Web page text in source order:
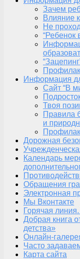
Зачем
Влияние
Не
“Ребенок
Информация
Сайт “В
Твоя
Правила
и
Дорожная
Календарь
Обращения
Электронная
Мы Вконтакте
Горячая
Добрая книга
детства»
Онлайн-
Часто
Карта сайта